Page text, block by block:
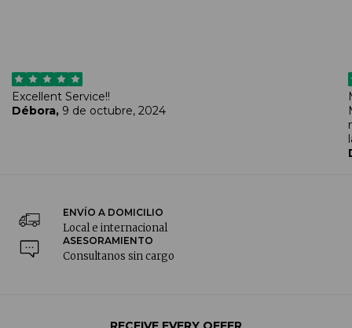
Excellent Service!!
Débora, 9 de octubre, 2024
ENVÍO A DOMICILIO
Local e internacional
ASESORAMIENTO
Consultanos sin cargo